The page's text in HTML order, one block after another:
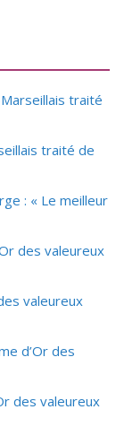
traité
traité de
: « Le meilleur
des valeureux
valeureux
d’Or des
des valeureux